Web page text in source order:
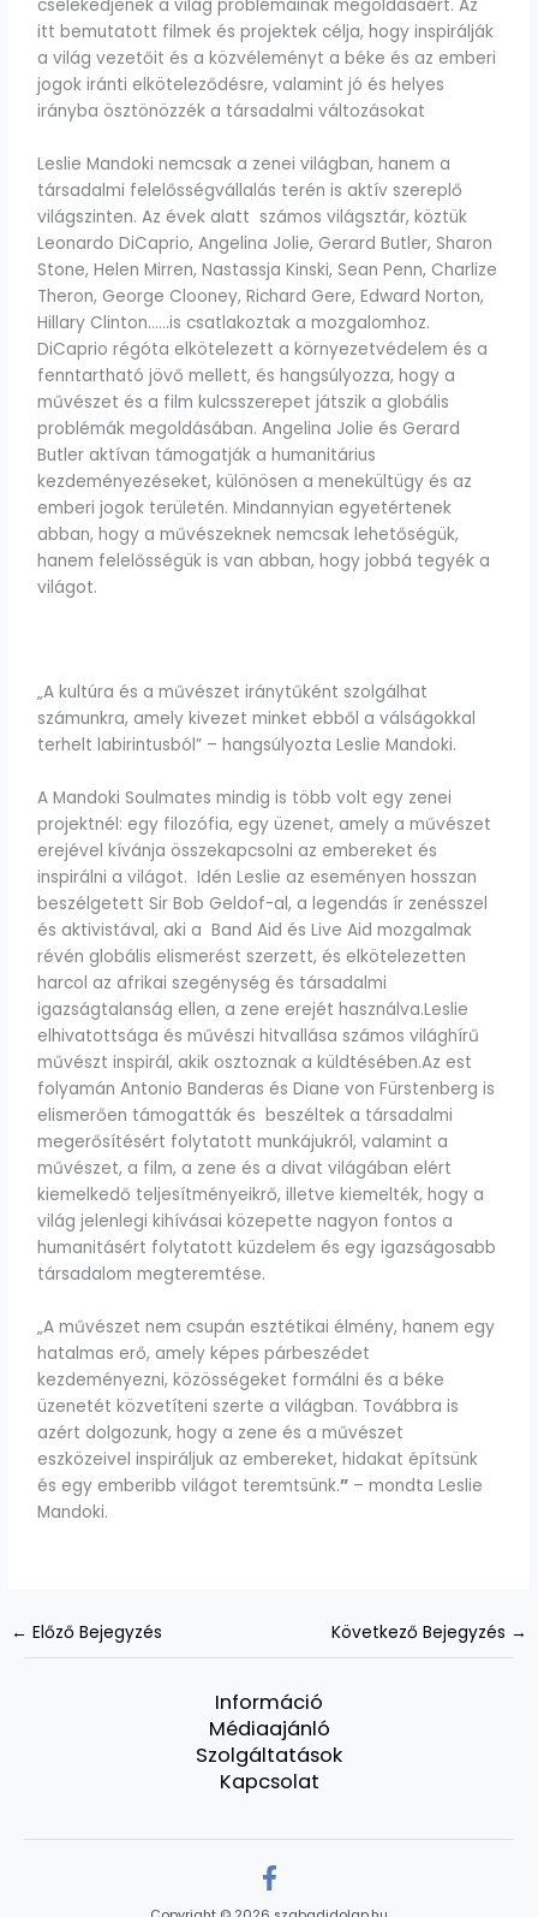
cselekedjenek a világ problémáinak megoldásáért. Az
itt bemutatott filmek és projektek célja, hogy inspirálják
a világ vezetőit és a közvéleményt a béke és az emberi
jogok iránti elköteleződésre, valamint jó és helyes
irányba ösztönözzék a társadalmi változásokat
Leslie Mandoki nemcsak a zenei világban, hanem a
társadalmi felelősségvállalás terén is aktív szereplő
világszinten. Az évek alatt számos világsztár, köztük
Leonardo DiCaprio, Angelina Jolie, Gerard Butler, Sharon
Stone, Helen Mirren, Nastassja Kinski, Sean Penn, Charlize
Theron, George Clooney, Richard Gere, Edward Norton,
Hillary Clinton……is csatlakoztak a mozgalomhoz.
DiCaprio régóta elkötelezett a környezetvédelem és a
fenntartható jövő mellett, és hangsúlyozza, hogy a
művészet és a film kulcsszerepet játszik a globális
problémák megoldásában. Angelina Jolie és Gerard
Butler aktívan támogatják a humanitárius
kezdeményezéseket, különösen a menekültügy és az
emberi jogok területén. Mindannyian egyetértenek
abban, hogy a művészeknek nemcsak lehetőségük,
hanem felelősségük is van abban, hogy jobbá tegyék a
világot.
„A kultúra és a művészet iránytűként szolgálhat
számunkra, amely kivezet minket ebből a válságokkal
terhelt labirintusból” – hangsúlyozta Leslie Mandoki.
A Mandoki Soulmates mindig is több volt egy zenei
projektnél: egy filozófia, egy üzenet, amely a művészet
erejével kívánja összekapcsolni az embereket és
inspirálni a világot. Idén Leslie az eseményen hosszan
beszélgetett Sir Bob Geldof-al, a legendás ír zenésszel
és aktivistával, aki a Band Aid és Live Aid mozgalmak
révén globális elismerést szerzett, és elkötelezetten
harcol az afrikai szegénység és társadalmi
igazságtalanság ellen, a zene erejét használva.Leslie
elhivatottsága és művészi hitvallása számos világhírű
művészt inspirál, akik osztoznak a küldtésében.Az est
folyamán Antonio Banderas és Diane von Fürstenberg is
elismerően támogatták és beszéltek a társadalmi
megerősítésért folytatott munkájukról, valamint a
művészet, a film, a zene és a divat világában elért
kiemelkedő teljesítményeikrő, illetve kiemelték, hogy a
világ jelenlegi kihívásai közepette nagyon fontos a
humanitásért folytatott küzdelem és egy igazságosabb
társadalom megteremtése.
„A művészet nem csupán esztétikai élmény, hanem egy
hatalmas erő, amely képes párbeszédet
kezdeményezni, közösségeket formálni és a béke
üzenetét közvetíteni szerte a világban. Továbbra is
azért dolgozunk, hogy a zene és a művészet
eszközeivel inspiráljuk az embereket, hidakat építsünk
és egy emberibb világot teremtsünk.” – mondta Leslie
Mandoki.
← Előző Bejegyzés Következő Bejegyzés →
Információ
Médiaajánló
Szolgáltatások
Kapcsolat